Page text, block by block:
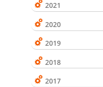
2021
2020
2019
2018
2017